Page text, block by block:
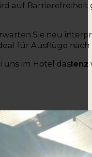
auf
Sie neu
für Ausflüge
uns im Hotel daslenz